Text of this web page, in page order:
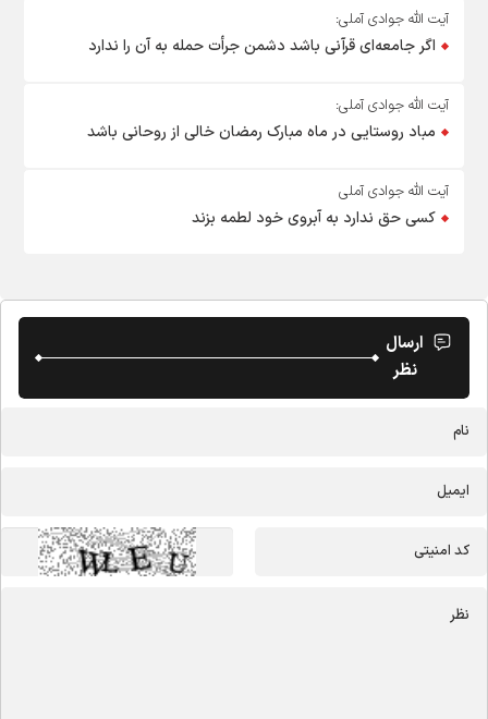
آیت الله جوادی آملی:
اگر جامعه‌ای قرآنی باشد دشمن جرأت حمله به آن را ندارد
آیت الله جوادی آملی:
مباد روستایی در ماه مبارک رمضان خالی از روحانی باشد
آیت الله جوادی آملی
کسی حق ندارد به آبروی خود لطمه بزند
ارسال
نظر